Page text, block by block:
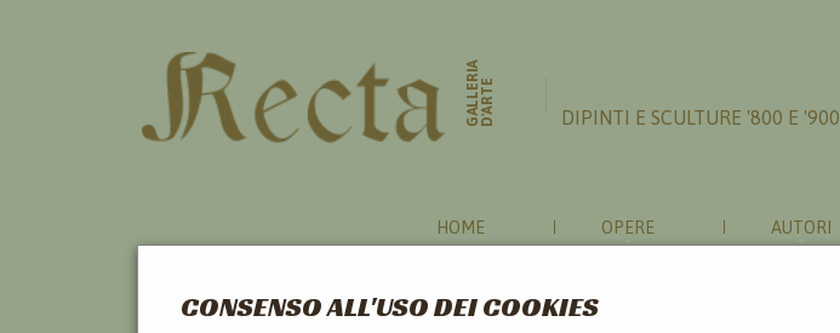
CONSENSO ALL'USO DEI COOKIES
GALLERIAD'ARTE DIPINTI E SCULTURE '800 E '900
HOME OPERE AUTORI